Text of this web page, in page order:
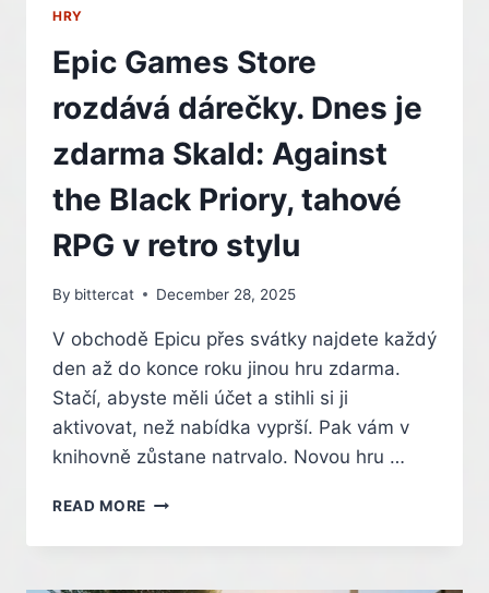
2025.
TOTO
JSOU
NEJOBLÍBENĚJŠÍ
HRY
PRO
PC
HRY
Epic Games Store
rozdává dárečky. Dnes je
zdarma Skald: Against
the Black Priory, tahové
RPG v retro stylu
By bittercat December 28, 2025
V obchodě Epicu přes svátky najdete každý
den až do konce roku jinou hru zdarma.
Stačí, abyste měli účet a stihli si ji
aktivovat, než nabídka vyprší. Pak vám v
knihovně zůstane natrvalo. Novou hru …
READ MORE EPIC
STORE